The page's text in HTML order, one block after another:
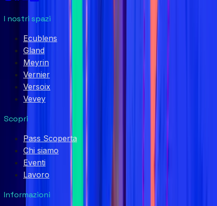
I nostri spazi
Ecublens
Gland
Meyrin
Vernier
Versoix
Vevey
Scopri
Pass Scoperta
Chi siamo
Eventi
Lavoro
Informazioni